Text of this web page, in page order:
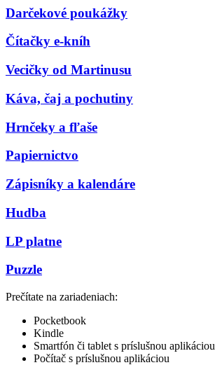
Darčekové poukážky
Čítačky e-kníh
Vecičky od Martinusu
Káva, čaj a pochutiny
Hrnčeky a fľaše
Papiernictvo
Zápisníky a kalendáre
Hudba
LP platne
Puzzle
Prečítate na zariadeniach:
Pocketbook
Kindle
Smartfón či tablet s príslušnou aplikáciou
Počítač s príslušnou aplikáciou